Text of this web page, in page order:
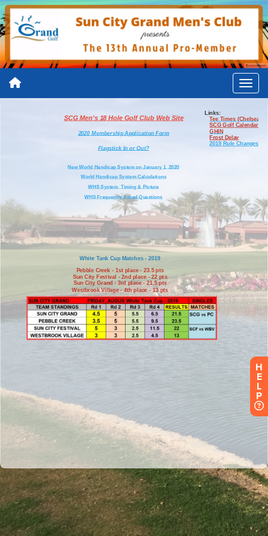
H
E
L
P